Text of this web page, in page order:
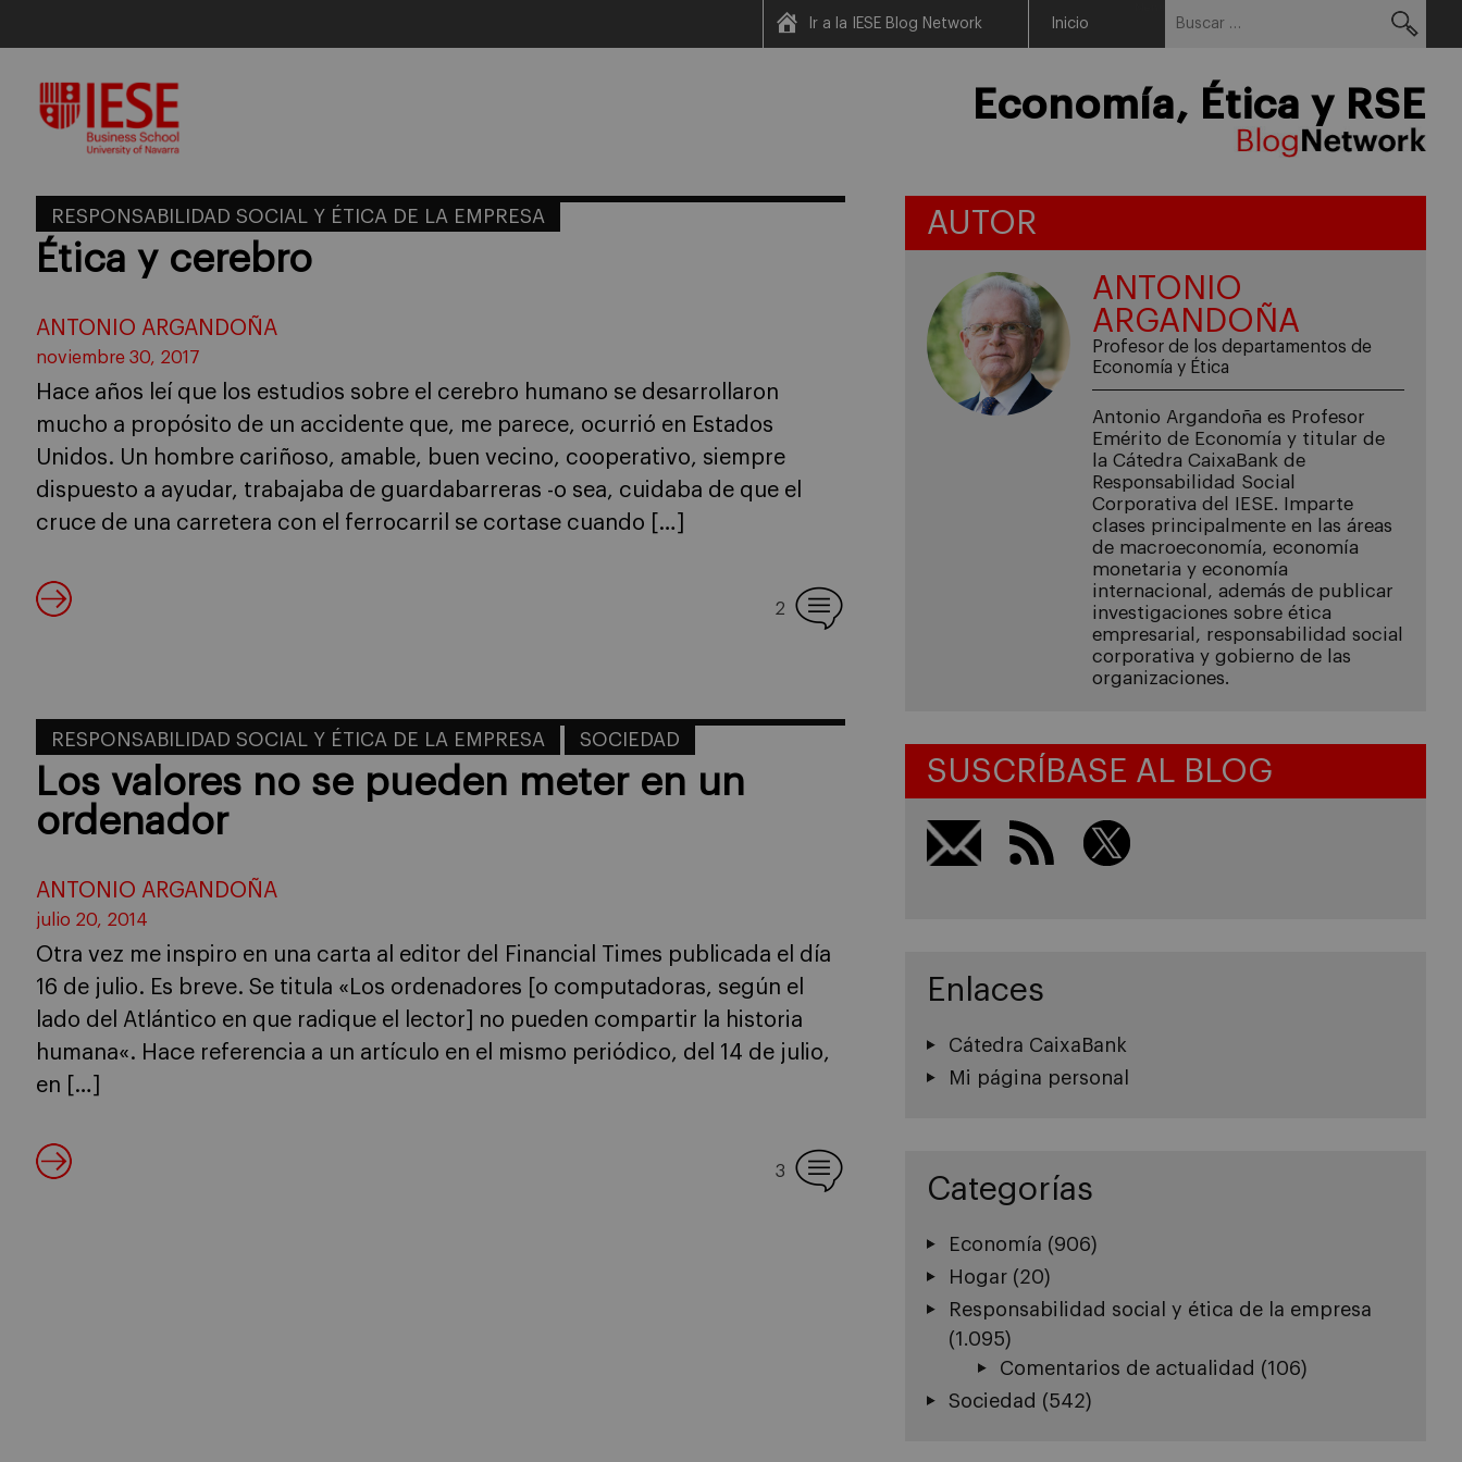
content
Ir a la IESE Blog Network Inicio
Economía, Ética y RSE
RESPONSABILIDAD SOCIAL Y ÉTICA DE LA EMPRESA
Ética y cerebro
ANTONIO ARGANDOÑA
noviembre 30, 2017
Hace años leí que los estudios sobre el cerebro humano se desarrollaron
mucho a propósito de un accidente que, me parece, ocurrió en Estados
Unidos. Un hombre cariñoso, amable, buen vecino, cooperativo, siempre
dispuesto a ayudar, trabajaba de guardabarreras -o sea, cuidaba de que el
cruce de una carretera con el ferrocarril se cortase cuando […]
2
RESPONSABILIDAD SOCIAL Y ÉTICA DE LA EMPRESA SOCIEDAD
Los valores no se pueden meter en un
ordenador
ANTONIO ARGANDOÑA
julio 20, 2014
Otra vez me inspiro en una carta al editor del Financial Times publicada el día
16 de julio. Es breve. Se titula «Los ordenadores [o computadoras, según el
lado del Atlántico en que radique el lector] no pueden compartir la historia
humana«. Hace referencia a un artículo en el mismo periódico, del 14 de julio,
en […]
3
AUTOR
ANTONIO
ARGANDOÑA
Profesor de los departamentos de
Economía y Ética
Antonio Argandoña es Profesor
Emérito de Economía y titular de
la Cátedra CaixaBank de
Responsabilidad Social
Corporativa del IESE. Imparte
clases principalmente en las áreas
de macroeconomía, economía
monetaria y economía
internacional, además de publicar
investigaciones sobre ética
empresarial, responsabilidad social
corporativa y gobierno de las
organizaciones.
SUSCRÍBASE AL BLOG
Enlaces
Cátedra CaixaBank
Mi página personal
Categorías
Economía (906)
Hogar(20)
Responsabilidad social y ética de la empresa
(1.095)
Comentarios de actualidad (106)
Sociedad (542)